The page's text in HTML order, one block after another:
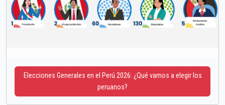
Elecciones Generales en el Perú 2026: ¿Qué vamos a elegir los
peruanos?